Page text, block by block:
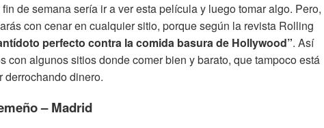
de semana sería ir a ver esta película y luego tomar algo. Pero,
con cenar en cualquier sitio, porque según la revista Rolling
perfecto contra la comida basura de Hollywood”. Así
con algunos sitios donde comer bien y barato, que tampoco está
derrochando dinero.
– Madrid